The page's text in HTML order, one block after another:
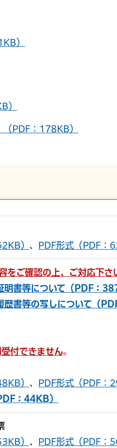
）
）
（PDF：178KB）
） 、 PDF形式（PDF：
をご確認の上、ご対応下さ
明書等について（PDF：
歴書等の写しについて（
受付できません。
） 、
PDF形式（PDF：
：44KB）
） 、 PDF形式（PDF：